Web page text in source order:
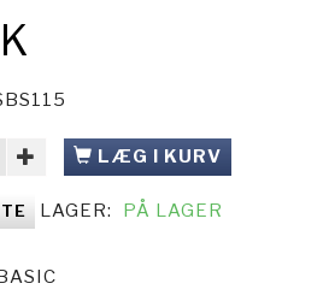
LÆG I KURV
LAGER: PÅ LAGER